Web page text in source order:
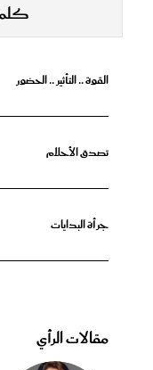
القوة .. التأثير .. الحضور
تصدق الأحلام
جرأة البدايات
مقالات الرأي